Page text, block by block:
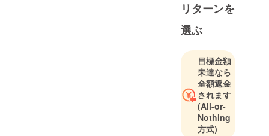
的に発行、
難しいけど
魅力あるこ
の犬の啓蒙
を行ってま
す。
リターンを
選ぶ
目標金額
未達なら
全額返金
されます
(All-or-
Nothing
方式)